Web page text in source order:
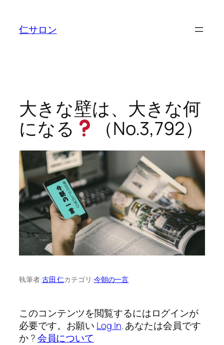
仁サロン
大きな壁は、大きな何
になる
（No.3,792）
執筆者:古田 仁カテゴリ:今朝の一言
このコンテンツを閲覧するにはログインが
必要です。お願い Log In. あなたは会員です
か ?会員について